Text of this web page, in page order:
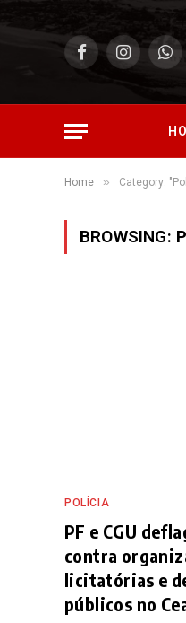
FacebookInstagram
Home » Category:
BROWSING:
POLÍCIA
PF e CGU
contra
licitatórias e
públicos no